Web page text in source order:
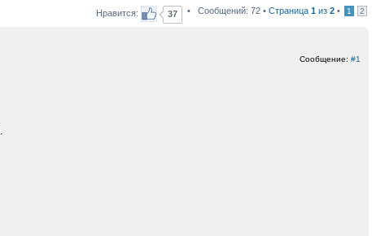
Нравится: 37 • Сообщений: 72 • Страница 1 из 2 • 1 2
Сообщение: #1